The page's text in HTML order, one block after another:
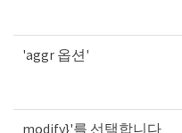
'aggr 옵션'
modify}'를 선택합니다